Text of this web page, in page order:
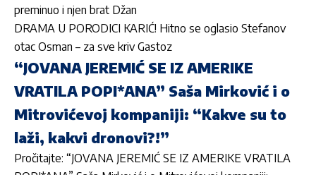
preminuo i njen brat Džan
DRAMA U PORODICI KARIĆ! Hitno se oglasio Stefanov
otac Osman – za sve kriv Gastoz
“JOVANA JEREMIĆ SE IZ AMERIKE
VRATILA POPI*ANA” Saša Mirković i o
Mitrovićevoj kompaniji: “Kakve su to
laži, kakvi dronovi?!”
Pročitajte: “JOVANA JEREMIĆ SE IZ AMERIKE VRATILA